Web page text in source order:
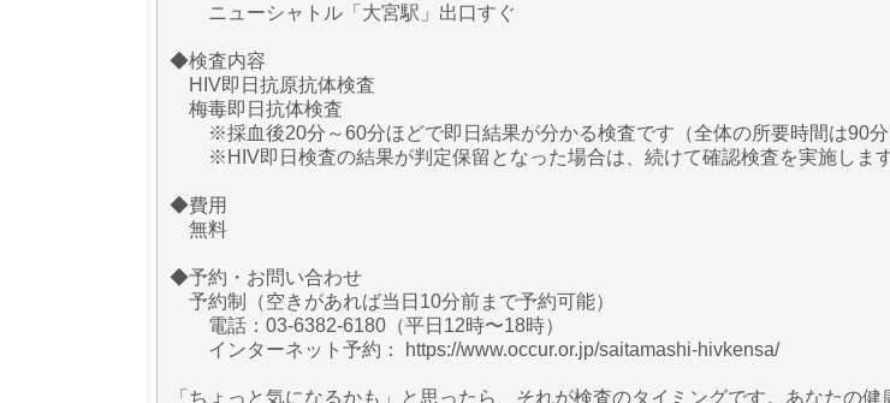
ニューシャトル「大宮駅」出口すぐ
◆検査内容
HIV即日抗原抗体検査
梅毒即日抗体検査
※採血後20分～60分ほどで即日結果が分かる検査です（全体の所要時間は90分
※HIV即日検査の結果が判定保留となった場合は、続けて確認検査を実施します
◆費用
無料
◆予約・お問い合わせ
予約制（空きがあれば当日10分前まで予約可能）
電話：03-6382-6180（平日12時〜18時）
インターネット予約： https://www.occur.or.jp/saitamashi-hivkensa/
「ちょっと気になるかも」と思ったら、それが検査のタイミングです。あなたの